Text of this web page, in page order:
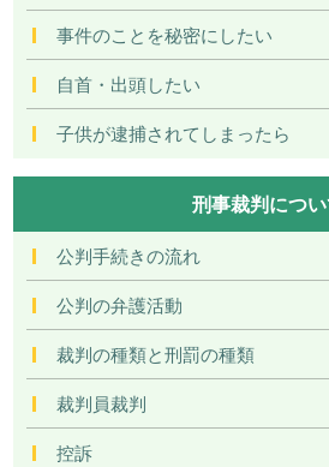
事件のことを秘密にしたい
自首・出頭したい
子供が逮捕されてしまったら
刑事裁判につ
公判手続きの流れ
公判の弁護活動
裁判の種類と刑罰の種類
裁判員裁判
控訴